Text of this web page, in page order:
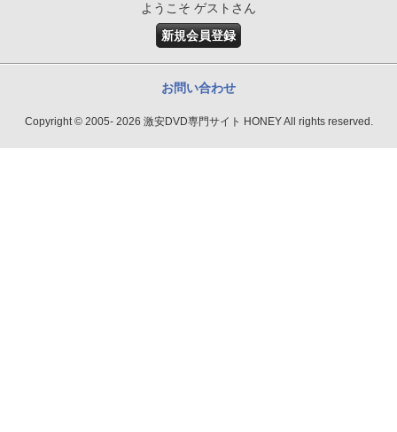
ようこそ ゲストさん
新規会員登録
お問い合わせ
Copyright © 2005- 2026 激安DVD専門サイト HONEY All rights reserved.